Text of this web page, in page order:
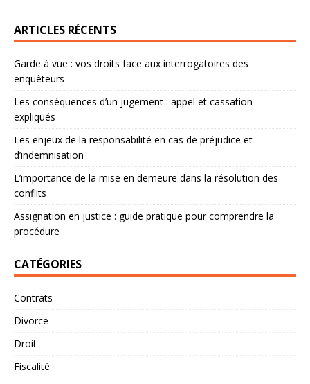
ARTICLES RÉCENTS
Garde à vue : vos droits face aux interrogatoires des
enquêteurs
Les conséquences d’un jugement : appel et cassation
expliqués
Les enjeux de la responsabilité en cas de préjudice et
d’indemnisation
L’importance de la mise en demeure dans la résolution des
conflits
Assignation en justice : guide pratique pour comprendre la
procédure
CATÉGORIES
Contrats
Divorce
Droit
Fiscalité